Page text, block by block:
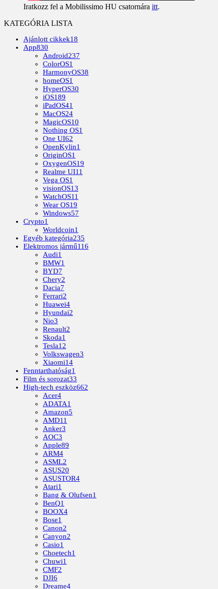
Iratkozz fel a Mobilissimo HU csatornára itt.
KATEGÓRIA LISTA
Ajánlott cikkek18
App830
Android237
ColorOS1
HarmonyOS38
homeOS1
HyperOS30
iOS189
iPadOS41
MacOS24
MagicOS10
Nothing OS1
One UI62
OpenKylin1
OriginOS1
OxygenOS19
Realme UI11
Vega OS1
visionOS13
WatchOS11
Wear OS19
Windows57
Crypto1
Worldcoin1
Egyéb kategória235
Elektromos jármű116
Audi1
BMW1
BYD7
Chery2
Dacia7
Ferrari2
Huawei4
Hyundai2
Nio3
Renault2
Skoda1
Tesla12
Volkswagen3
Xiaomi14
Fenntarthatóság1
Film és sorozat33
High-tech eszköz662
Acer4
ADATA1
Amazon5
AMD11
Anker3
AOC3
Apple89
ARM4
ASML2
ASUS20
ASUSTOR4
Atari1
Bang & Olufsen1
BenQ1
BOOX4
Bose1
Canon2
Canyon2
Casio1
Choetech1
Chuwi1
CMF2
DJI6
Dreame4